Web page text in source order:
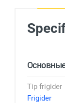
Tip frigider
Frigider